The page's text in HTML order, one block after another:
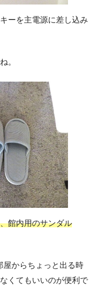
ーを主電源に差し込み
。
館内用のサンダル
屋からちょっと出る時
くてもいいのが便利で